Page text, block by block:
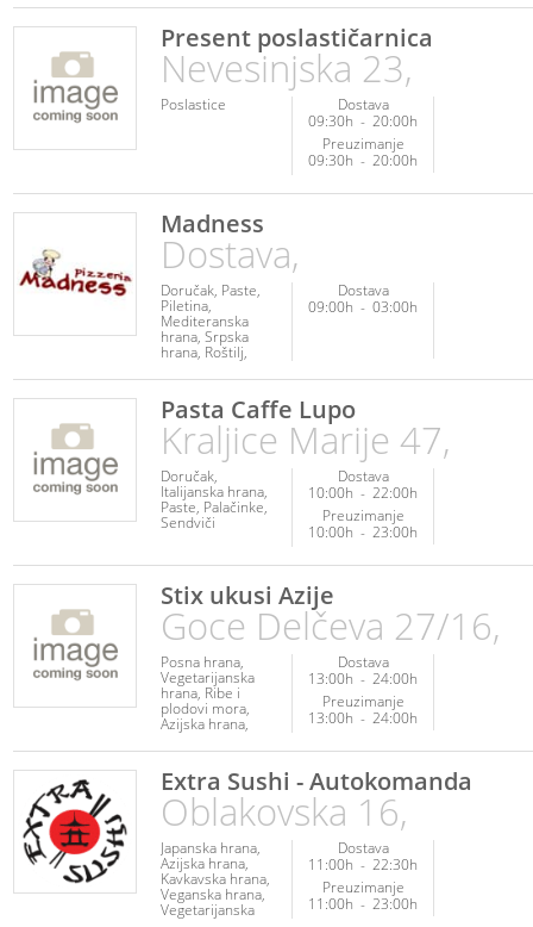
Poslastice Napici
Present poslastičarnica
Nevesinjska 23,
Poslastice
Dostava
09:30h - 20:00h
Preuzimanje
09:30h - 20:00h
Madness
Dostava,
Doručak Paste
Piletina
Mediteranska
hrana Srpska
hrana Roštilj
Italijanska hrana
Pica Palačinke
Sendviči
Dostava
09:00h - 03:00h
Pasta Caffe Lupo
Kraljice Marije 47,
Doručak
Italijanska hrana
Paste Palačinke
Sendviči
Dostava
10:00h - 22:00h
Preuzimanje
10:00h - 23:00h
Stix ukusi Azije
Goce Delčeva 27/16,
Posna hrana
Vegetarijanska
hrana Ribe i
plodovi mora
Azijska hrana
Kineska hrana
Dostava
13:00h - 24:00h
Preuzimanje
13:00h - 24:00h
Extra Sushi - Autokomanda
Oblakovska 16,
Japanska hrana
Azijska hrana
Kavkavska hrana
Veganska hrana
Vegetarijanska
Dostava
11:00h - 22:30h
Preuzimanje
11:00h - 23:00h